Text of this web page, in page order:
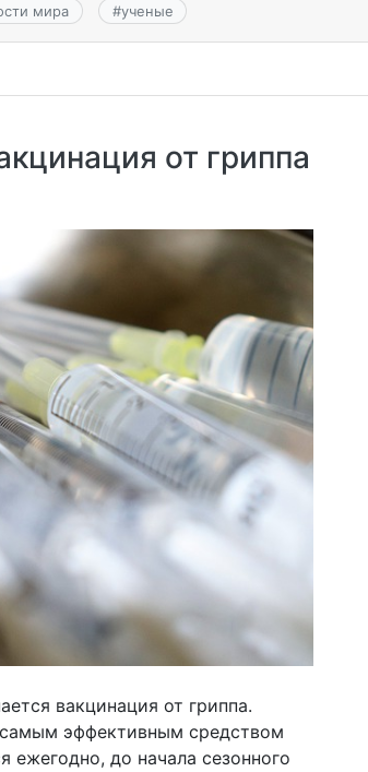
мира #ученые
от гриппа
вакцинация от гриппа.
эффективным средством
ежегодно, до начала сезонного